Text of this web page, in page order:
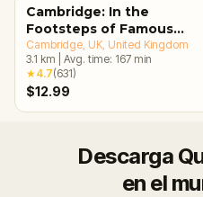
Cambridge: In the
Footsteps of Famous
Alumni Walking Tour &
Escape Game
Cambridge, UK , United Kingdom
3.1 km Avg. time: 167 min
★4.7(631)
$12.99
Descarga
en el